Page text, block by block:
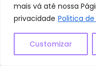
mais vá até nossa
privacidade Politica
Customizar